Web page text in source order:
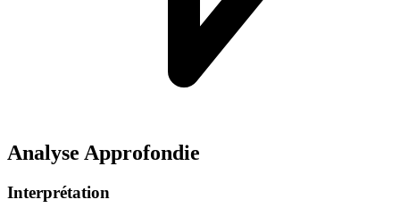
Analyse Approfondie
Interprétation